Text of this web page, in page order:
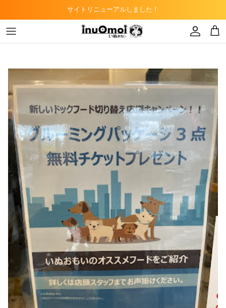
to
content
サイトリニューアルしました！
トリミングサロン
カフェ
ペットショップ
知多半島DAO事業
ドッグフード
キャットフード
デンタルケア
小動物用フード
爬虫類用フード
子猫